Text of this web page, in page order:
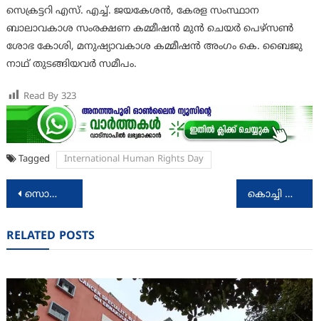
സെക്രട്ടറി എസ്. എച്ച്. ജയകേശൻ, കേരള സംസ്ഥാന
ബാലാവകാശ സംരക്ഷണ കമ്മീഷൻ മുൻ ചെയർ പെഴ്സൺ
ശോഭ കോശി, മനുഷ്യാവകാശ കമ്മീഷൻ അംഗം കെ. ബൈജു
നാഥ് തുടങ്ങിയവർ സമീപം.
Read By 323
Tagged International Human Rights Day
Post
സൊസൈറ്റി ഫോർ പീപ്പിൾസ് റൈറ്റ്‌സ് (SFPR) എഴുപത്തിയഞ്ചാമത് ലോക മനുഷ്യാവകാശ ദിനം ആചരിച്ചു കൊച്ചി ആസ്ഥാനമായ ടിങ്കർഹബ് ഫൗണ്ടേഷന് ഒരു കോടി രൂപയുടെ ഫണ്ടിംങ്
RELATED POSTS